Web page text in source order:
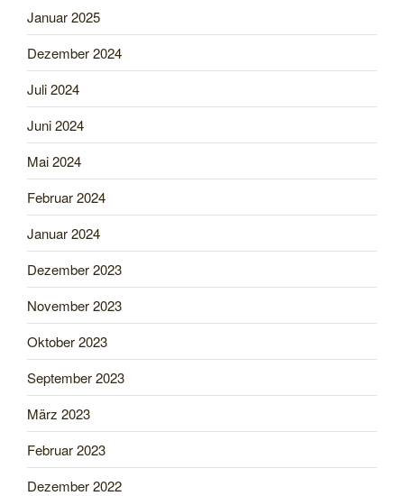
Januar 2025
Dezember 2024
Juli 2024
Juni 2024
Mai 2024
Februar 2024
Januar 2024
Dezember 2023
November 2023
Oktober 2023
September 2023
März 2023
Februar 2023
Dezember 2022